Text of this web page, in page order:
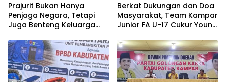
Prajurit Bukan Hanya
Penjaga Negara, Tetapi
Juga Benteng Keluarga
Berkat Dukungan dan Doa
Masyarakat, Team Kampar
Junior FA U-17 Cukur Young
Soeratin